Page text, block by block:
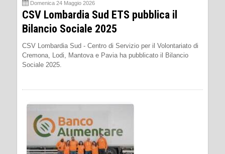
Domenica 24 Maggio 2026
CSV Lombardia Sud ETS pubblica il
Bilancio Sociale 2025
CSV Lombardia Sud - Centro di Servizio per il Volontariato di
Cremona, Lodi, Mantova e Pavia ha pubblicato il Bilancio
Sociale 2025.